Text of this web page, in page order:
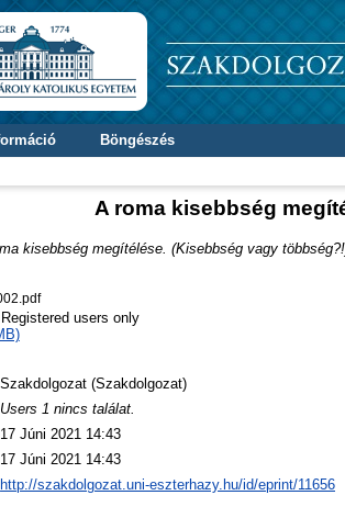
Böngészés
A roma kisebbség
kisebbség megítélése. (Kisebbség vagy
users only
Szakdolgozat (Szakdolgozat)
Users 1 nincs találat.
17 Júni 2021 14:43
17 Júni 2021 14:43
http://szakdolgozat.uni-eszterhazy.hu/id/eprint/11656